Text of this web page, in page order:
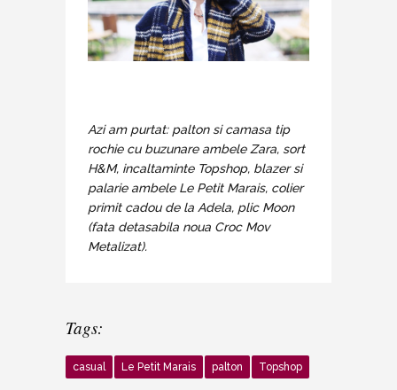
Azi am purtat: palton si camasa tip
rochie cu buzunare ambele Zara, sort
H&M, incaltaminte Topshop, blazer si
palarie ambele Le Petit Marais, colier
primit cadou de la Adela, plic Moon
(fata detasabila noua Croc Mov
Metalizat).
Tags:
casual Le Petit Marais palton Topshop